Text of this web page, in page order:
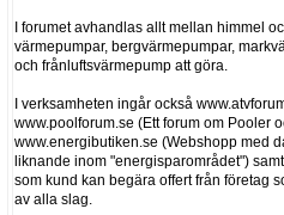
I forumet avhandlas allt mellan himmel
värmepumpar, bergvärmepumpar,
och frånluftsvärmepump att göra.
I verksamheten ingår också
www.poolforum.se (Ett forum om Pooler
www.energibutiken.se (Webshopp med
liknande inom "energisparområdet")
som kund kan begära offert från företag
av alla slag.